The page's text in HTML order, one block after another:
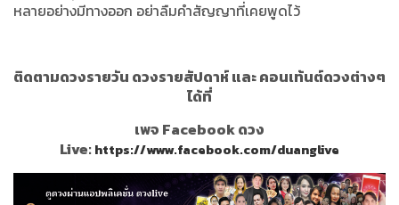
หลายอย่างมีทางออก อย่าลืมคำสัญญาที่เคยพูดไว้
ติดตามดวงรายวัน ดวงรายสัปดาห์ และ คอนเท้นต์ดวงต่างๆ
ได้ที่
เพจ Facebook ดวง
Live:https://www.facebook.com/duanglive